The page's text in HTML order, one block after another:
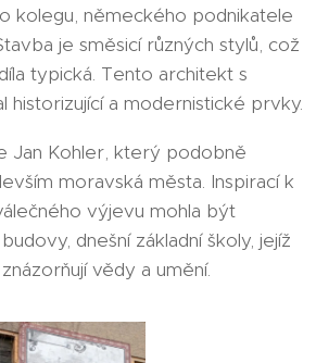
kolegu, německého podnikatele
je směsicí různých stylů, což
typická. Tento architekt s
historizující a modernistické prvky.
Jan Kohler, který podobně
moravská města. Inspirací k
výjevu mohla být
dnešní základní školy, jejíž
vědy a umění.